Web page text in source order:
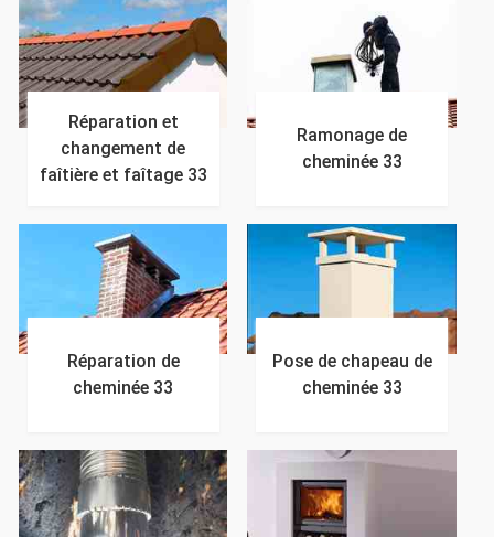
Réparation et
changement de
faîtière et faîtage 33
Ramonage de
cheminée 33
Réparation de
cheminée 33
Pose de chapeau de
cheminée 33